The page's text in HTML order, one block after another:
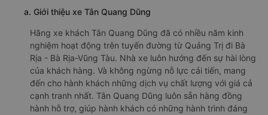
a. Giới thiệu xe Tân Quang Dũng
Hãng xe khách Tân Quang Dũng đã có nhiều năm kinh
nghiệm hoạt động trên tuyến đường từ Quảng Trị đi Bà
Rịa - Bà Rịa-Vũng Tàu. Nhà xe luôn hướng đến sự hài lòng
của khách hàng. Và không ngừng nỗ lực cải tiến, mang
đến cho hành khách những dịch vụ chất lượng với giá cả
cạnh tranh nhất. Tân Quang Dũng luôn sẵn hàng đồng
hành hỗ trợ, giúp hành khách có những hành trình đáng